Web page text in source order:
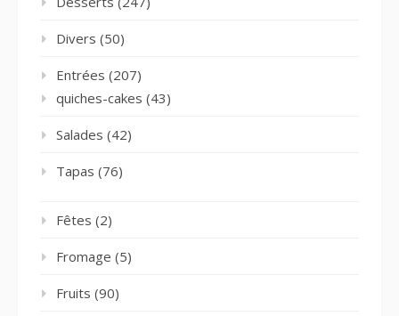
Divers (50)
Entrées (207)
quiches-cakes (43)
Salades (42)
Tapas (76)
Fêtes (2)
Fromage (5)
Fruits (90)